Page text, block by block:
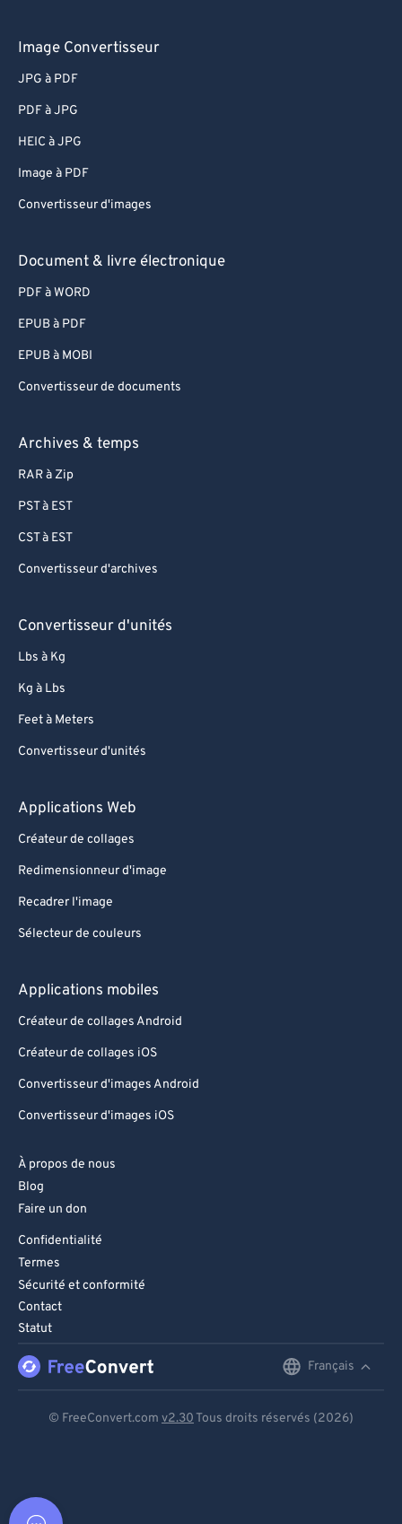
Image Convertisseur
JPG à PDF
PDF à JPG
HEIC à JPG
Image à PDF
Convertisseur d'images
Document & livre électronique
PDF à WORD
EPUB à PDF
EPUB à MOBI
Convertisseur de documents
Archives & temps
RAR à Zip
PST à EST
CST à EST
Convertisseur d'archives
Convertisseur d'unités
Lbs à Kg
Kg à Lbs
Feet à Meters
Convertisseur d'unités
Applications Web
Créateur de collages
Redimensionneur d'image
Recadrer l'image
Sélecteur de couleurs
Applications mobiles
Créateur de collages Android
Créateur de collages iOS
Convertisseur d'images Android
Convertisseur d'images iOS
À propos de nous
Blog
Faire un don
Confidentialité
Termes
Sécurité et conformité
Contact
Statut
Français
© FreeConvert.com v2.30 Tous droits réservés (2026)